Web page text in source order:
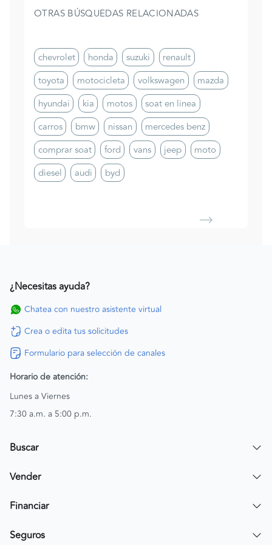
OTRAS BÚSQUEDAS RELACIONADAS
chevrolet honda suzuki
renault
toyota
motocicleta volkswagen
mazda
hyundai
kia motos
soat en linea
carros
bmw nissan
mercedes benz
comprar soat
ford vans jeep
moto
diesel
audi byd
¿Necesitas ayuda?
Chatea con nuestro asistente virtual
Crea o edita tus solicitudes
Formulario para selección de canales
Horario de atención:
Lunes a Viernes
7:30 a.m. a 5:00 p.m.
Buscar
Encuentra un carro
Vender
Publicar mi vehículo
Financiar
Simular crédito
Seguros